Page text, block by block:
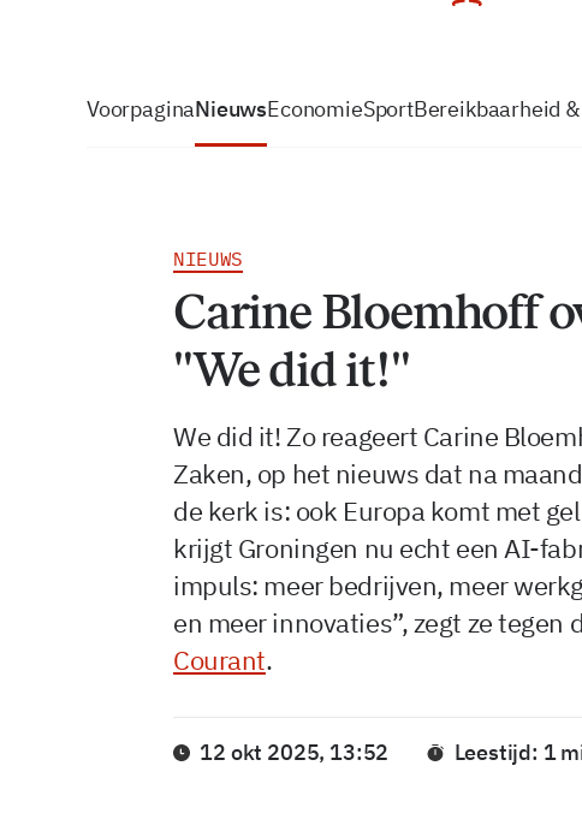
VoorpaginaNieuwsEconomieSportBereikbaarheid
NIEUWS
Carine Bloemhoff
"We did it!"
We did it! Zo reageert Carine
Zaken, op het nieuws dat na
de kerk is: ook Europa komt met
krijgt Groningen nu echt een AI-
impuls: meer bedrijven, meer
en meer innovaties”, zegt ze tegen
Courant.
12 okt 2025, 13:52 Leestijd: 1